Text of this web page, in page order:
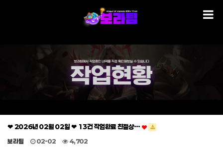
❤ 2026년 02월 02일 ❤ 13건 작업완료 친절상…
보라팀 02-02 4,702